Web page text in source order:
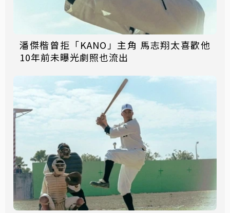
潘傑楷曾拒「KANO」主角 馬志翔太喜歡他
10年前未曝光劇照也流出